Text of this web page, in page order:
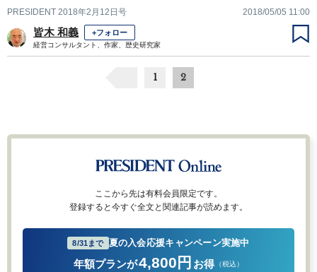
PRESIDENT 2018年2月12日号 2018/05/05 11:00
皆木 和義 +フォロー
経営コンサルタント、作家、歴史研究家
1 2
ここから先は有料会員限定です。
登録すると今すぐ全文と関連記事が読めます。
8/31まで 夏の入会応援キャンペーン実施中
年額プランが4,800円 お得 （税込）